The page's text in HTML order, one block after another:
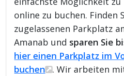
online zu buchen. Finden
zugelassenen Parkplatz
Amanab und sparen Sie
hier einen Parkplatz im
buchen
. Wir arbeiten